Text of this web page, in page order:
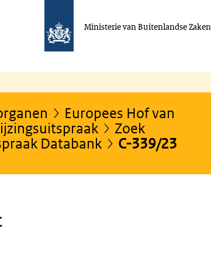
Ministerie van Buitenlandse Zaken
Europees Hof van
Zoek
Databank
C-339/23